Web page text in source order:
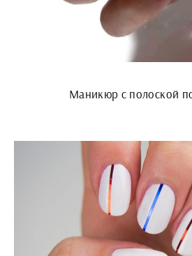
Маникюр с полоской